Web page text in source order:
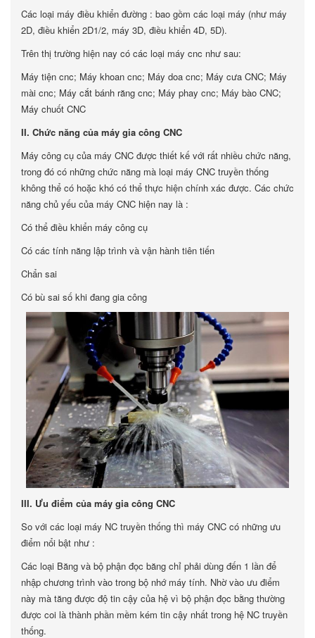
Các loại máy điều khiển đường : bao gồm các loại máy (như máy
2D, điều khiển 2D1/2, máy 3D, điều khiển 4D, 5D).
Trên thị trường hiện nay có các loại máy cnc như sau:
Máy tiện cnc; Máy khoan cnc; Máy doa cnc; Máy cưa CNC; Máy
mài cnc; Máy cắt bánh răng cnc; Máy phay cnc; Máy bào CNC;
Máy chuốt CNC
II. Chức năng của máy gia công CNC
Máy công cụ của máy CNC được thiết kế với rất nhiều chức năng,
trong đó có những chức năng mà loại máy CNC truyền thống
không thể có hoặc khó có thể thực hiện chính xác được. Các chức
năng chủ yếu của máy CNC hiện nay là :
Có thể điều khiển máy công cụ
Có các tính năng lập trình và vận hành tiên tiến
Chẩn sai
Có bù sai số khi đang gia công
III. Ưu điểm của máy gia công CNC
So với các loại máy NC truyền thống thì máy CNC có những ưu
điểm nổi bật như :
Các loại Băng và bộ phận đọc băng chỉ phải dùng đến 1 lần để
nhập chương trình vào trong bộ nhớ máy tính. Nhờ vào ưu điểm
này mà tăng được độ tin cậy của hệ vì bộ phận đọc bằng thường
được coi là thành phần mềm kém tin cậy nhất trong hệ NC truyền
thống.